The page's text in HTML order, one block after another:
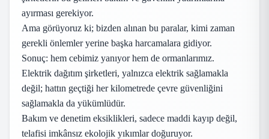
ayırması gerekiyor.
Ama görüyoruz ki; bizden alınan bu paralar, kimi zaman
gerekli önlemler yerine başka harcamalara gidiyor.
Sonuç: hem cebimiz yanıyor hem de ormanlarımız.
Elektrik dağıtım şirketleri, yalnızca elektrik sağlamakla
değil; hattın geçtiği her kilometrede çevre güvenliğini
sağlamakla da yükümlüdür.
Bakım ve denetim eksiklikleri, sadece maddi kayıp değil,
telafisi imkânsız ekolojik yıkımlar doğuruyor.